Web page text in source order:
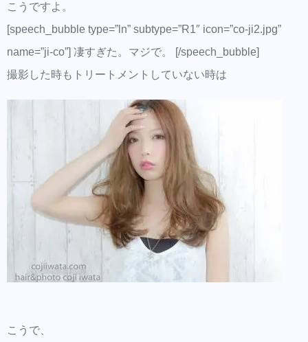
こうですよ。
[speech_bubble type=”ln” subtype=”R1″ icon=”co-ji2.jpg”
name=”ji-co”] 凄すぎた。マジで。 [/speech_bubble]
撮影した時もトリートメントしていない時は
こうで、